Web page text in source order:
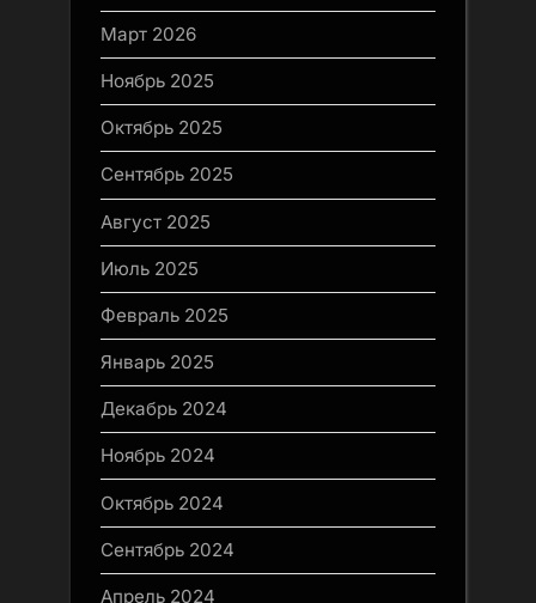
Март 2026
Ноябрь 2025
Октябрь 2025
Сентябрь 2025
Август 2025
Июль 2025
Февраль 2025
Январь 2025
Декабрь 2024
Ноябрь 2024
Октябрь 2024
Сентябрь 2024
Апрель 2024